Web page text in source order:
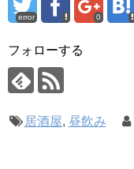
error 0
フォローする
居酒屋, 昼飲み